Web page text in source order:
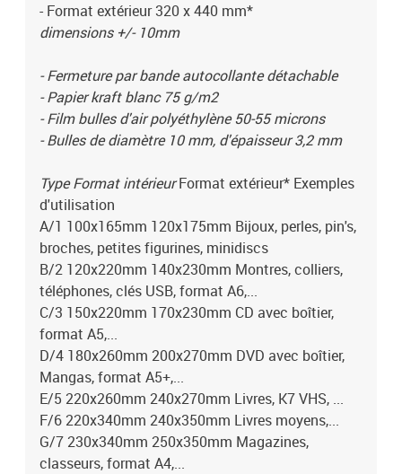
- Format extérieur 320 x 440 mm*
dimensions +/- 10mm
- Fermeture par bande autocollante détachable
- Papier kraft blanc 75 g/m2
- Film bulles d'air polyéthylène 50-55 microns
- Bulles de diamètre 10 mm, d'épaisseur 3,2 mm
Type Format intérieurFormat extérieur* Exemples
d'utilisation
A/1 100x165mm 120x175mm Bijoux, perles, pin's,
broches, petites figurines, minidiscs
B/2 120x220mm 140x230mm Montres, colliers,
téléphones, clés USB, format A6,...
C/3 150x220mm 170x230mm CD avec boîtier,
format A5,...
D/4 180x260mm 200x270mm DVD avec boîtier,
Mangas, format A5+,...
E/5 220x260mm 240x270mm Livres, K7 VHS, ...
F/6 220x340mm 240x350mm Livres moyens,...
G/7 230x340mm 250x350mm Magazines,
classeurs, format A4,...